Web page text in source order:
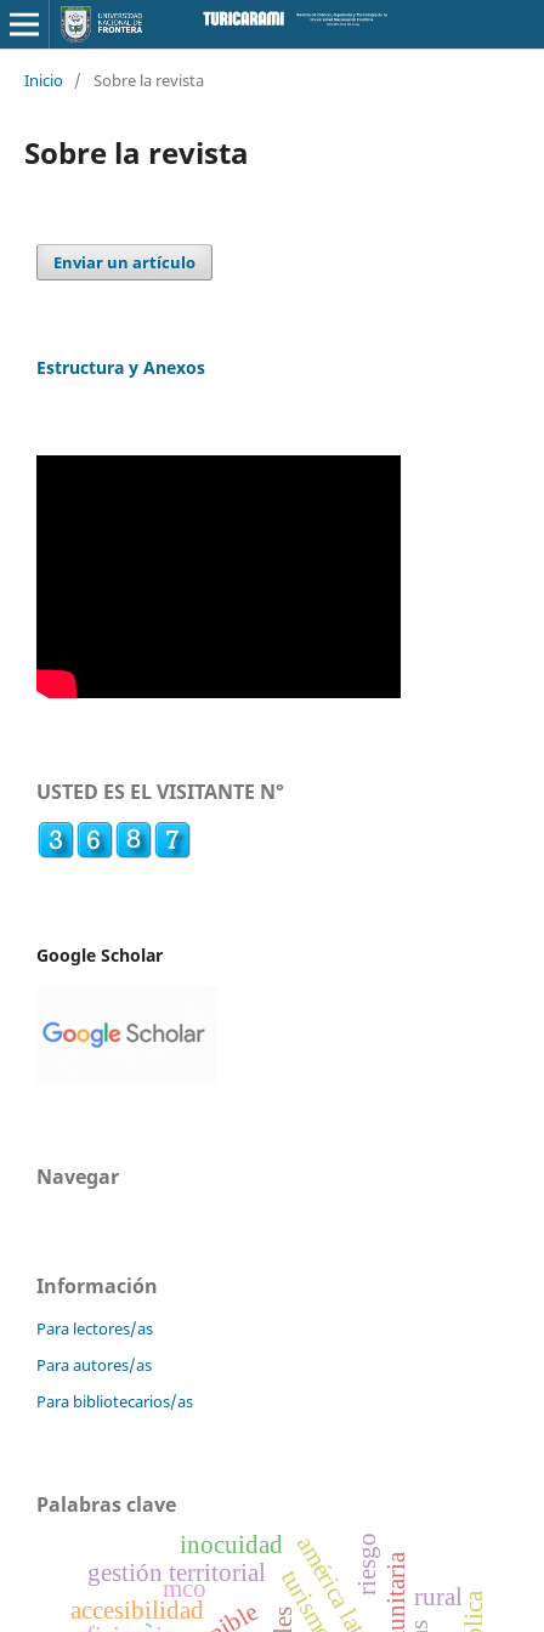
Inicio / Sobre la revista
Sobre la revista
Enviar un artículo
Estructura y Anexos
USTED ES EL VISITANTE N°
Google Scholar
Navegar
Información
Para lectores/as
Para autores/as
Para bibliotecarios/as
Palabras clave
américa latina
gestión territorial
rural
accesibilidad
mco
inocuidad riesgo
-